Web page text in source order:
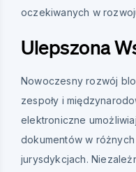
oczekiwanych w
Ulepszona
Nowoczesny rozwój
zespoły i
elektroniczne
dokumentów w
jurysdykcjach.